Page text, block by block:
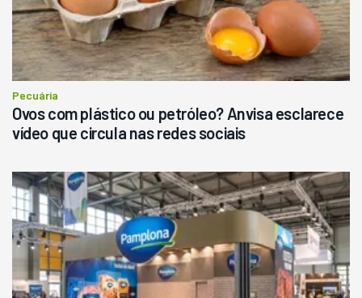
R$ 145.000
Consultar
Pecuária
Ovos com plástico ou petróleo? Anvisa esclarece
vídeo que circula nas redes sociais